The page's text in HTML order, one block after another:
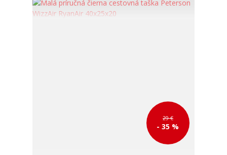
29 €
- 35 %